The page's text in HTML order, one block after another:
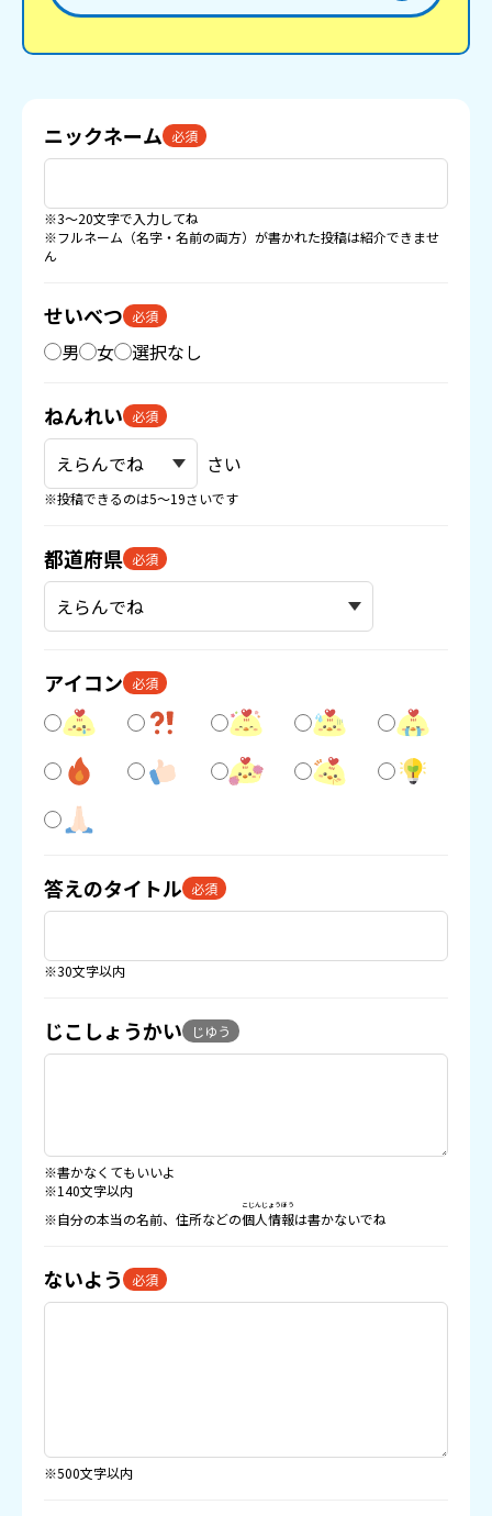
ニックネーム 必須
※3〜20文字で入力してね
※フルネーム（名字・名前の両方）が書かれた投稿は紹介できませ
ん
せいべつ 必須
男 女 選択なし
ねんれい 必須
さい
※投稿できるのは5〜19さいです
都道府県 必須
アイコン 必須
答えのタイトル 必須
※30文字以内
じこしょうかい じゆう
※書かなくてもいいよ
※140文字以内
※自分の本当の名前、住所などの個人情報
こじんじょうほう
は書かないでね
ないよう 必須
※500文字以内